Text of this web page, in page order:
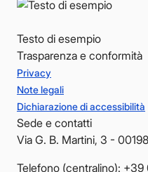
Testo di esempio
Trasparenza e conformità
Privacy
Note legali
Dichiarazione di accessibilità
Sede e contatti
Via G. B. Martini, 3 -
Telefono (centralino): +39